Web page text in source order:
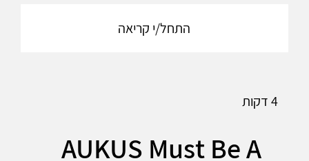
התחל/י קריאה
4 דקות
AUKUS Must Be A